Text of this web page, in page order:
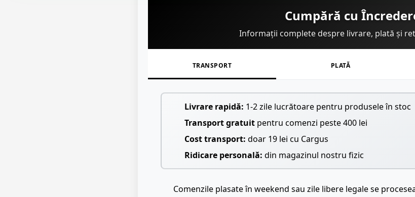
Cumpără cu
Informații complete despre livrare, plată și
TRANSPORT PLATĂ
Livrare rapidă: 1-2 zile lucrătoare pentru produsele în stoc
Transport gratuit pentru comenzi peste 400 lei
Cost transport: doar 19 lei cu Cargus
Ridicare personală: din magazinul nostru fizic
Comenzile plasate în weekend sau zile libere legale se